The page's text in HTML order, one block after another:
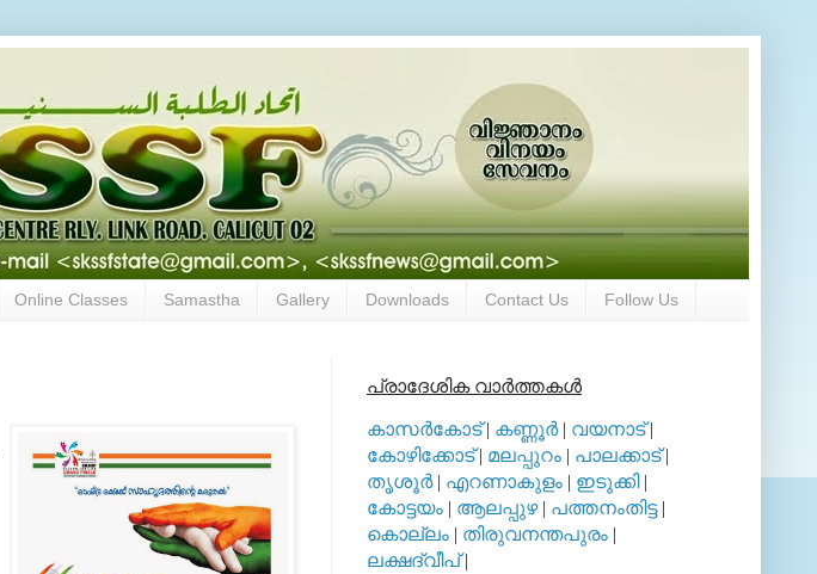
Online Classes Samastha Gallery Downloads Contact Us Follow Us
പ്രാദേശിക വാര്‍ത്തകള്‍
കാസര്‍കോട്| കണ്ണൂര്‍| വയനാട്|
കോഴിക്കോട്| മലപ്പുറം | പാലക്കാട്|
തൃശൂര്‍| എറണാകുളം | ഇടുക്കി|
കോട്ടയം | ആലപ്പുഴ| പത്തനംതിട്ട|
കൊല്ലം | തിരുവനന്തപുരം |
ലക്ഷദ്വീപ്|